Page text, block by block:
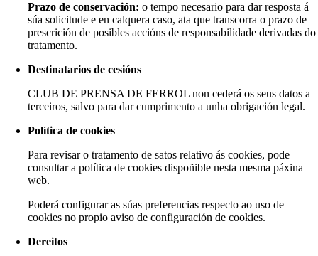
Prazo de conservación: o tempo necesario para dar resposta á
súa solicitude e en calquera caso, ata que transcorra o prazo de
prescrición de posibles accións de responsabilidade derivadas do
tratamento.
Destinatarios de cesións
CLUB DE PRENSA DE FERROL non cederá os seus datos a
terceiros, salvo para dar cumprimento a unha obrigación legal.
Política de cookies
Para revisar o tratamento de satos relativo ás cookies, pode
consultar a política de cookies dispoñible nesta mesma páxina
web.
Poderá configurar as súas preferencias respecto ao uso de
cookies no propio aviso de configuración de cookies.
Dereitos